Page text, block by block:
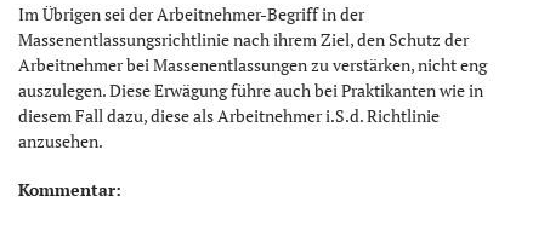
Im Übrigen sei der Arbeitnehmer-Begriff in der
Massenentlassungsrichtlinie nach ihrem Ziel, den Schutz der
Arbeitnehmer bei Massenentlassungen zu verstärken, nicht eng
auszulegen. Diese Erwägung führe auch bei Praktikanten wie in
diesem Fall dazu, diese als Arbeitnehmer i.S.d. Richtlinie
anzusehen.
Kommentar: